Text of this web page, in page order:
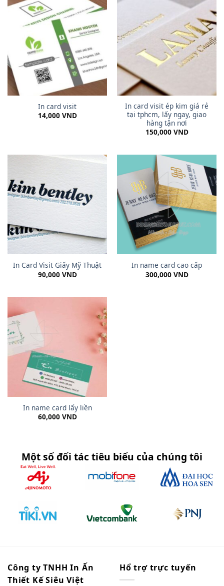
In card visit
14,000 VND
In card visit ép kim giá rẻ
tại tphcm, lấy ngay, giao
hàng tận nơi
150,000 VND
In Card Visit Giấy Mỹ Thuật
90,000 VND
In name card cao cấp
300,000 VND
In name card lấy liền
60,000 VND
Một số đối tác tiêu biểu của chúng tôi
Công ty TNHH In Ấn
Thiết Kế Siêu Việt
Hổ trợ trực tuyến